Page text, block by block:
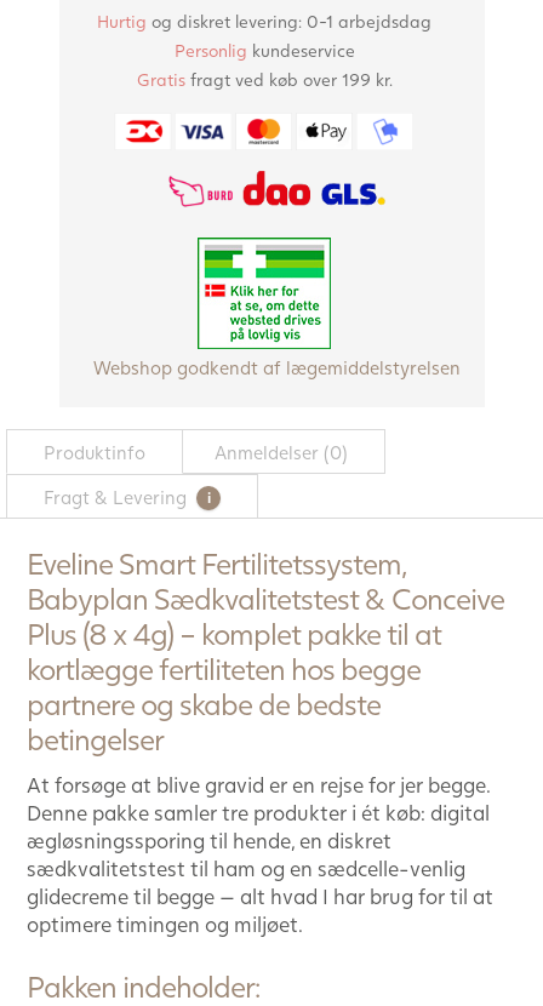
Hurtig og diskret levering: 0-1 arbejdsdag
Personlig kundeservice
Gratisfragt ved køb over 199 kr.
Webshop godkendt af lægemiddelstyrelsen
Produktinfo Anmeldelser (0)
Fragt & Levering
Eveline Smart Fertilitetssystem,
Babyplan Sædkvalitetstest & Conceive
Plus (8 x 4g) – komplet pakke til at
kortlægge fertiliteten hos begge
partnere og skabe de bedste
betingelser
At forsøge at blive gravid er en rejse for jer begge.
Denne pakke samler tre produkter i ét køb: digital
ægløsningssporing til hende, en diskret
sædkvalitetstest til ham og en sædcelle-venlig
glidecreme til begge — alt hvad I har brug for til at
optimere timingen og miljøet.
Pakken indeholder: